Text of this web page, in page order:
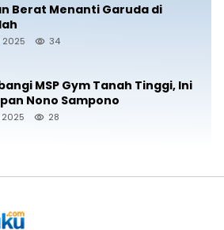
Berat Menanti Garuda di
2025 34
MSP Gym Tanah Tinggi, Ini
Nono Sampono
28